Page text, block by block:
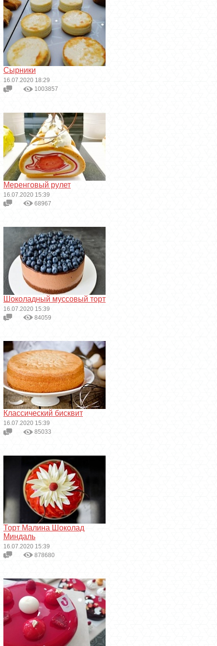
Сырники
16.07.2020 18:29
1003857
Меренговый рулет
16.07.2020 15:39
68967
Шоколадный муссовый торт
16.07.2020 15:39
84059
Классический бисквит
16.07.2020 15:39
85033
Торт Малина Шоколад
Миндаль
16.07.2020 15:39
878680